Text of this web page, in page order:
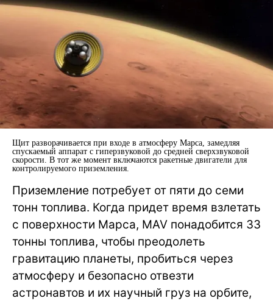
Щит разворачивается при входе в атмосферу Марса, замедляя
спускаемый аппарат с гиперзвуковой до средней сверхзвуковой
скорости. В тот же момент включаются ракетные двигатели для
контролируемого приземления.
Приземление потребует от пяти до семи
тонн топлива. Когда придет время взлетать
с поверхности Марса, MAV понадобится 33
тонны топлива, чтобы преодолеть
гравитацию планеты, пробиться через
атмосферу и безопасно отвезти
астронавтов и их научный груз на орбите,